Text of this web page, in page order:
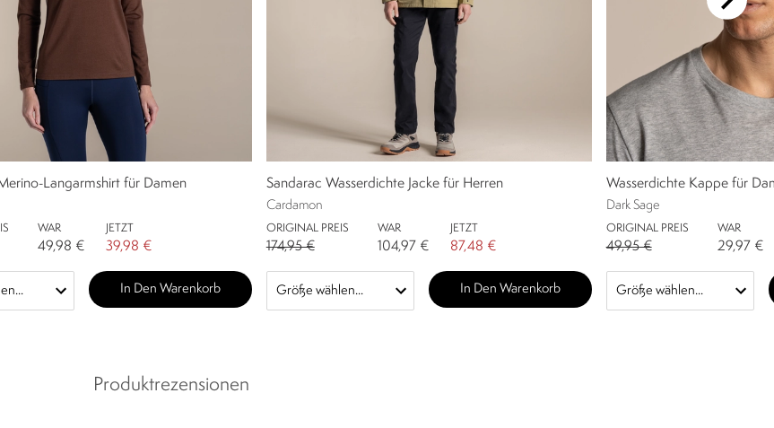
Langarmshirt für Damen
WAR
49,98 €
JETZT
39,98 €
In Den Warenkorb
Sandarac Wasserdichte Jacke für Herren
Cardamon
ORIGINAL PREIS
174,95 €
WAR
104,97 €
JETZT
87,48 €
In Den Warenkorb
Wasserdichte Kappe für
Dark Sage
ORIGINAL PREIS
49,95 €
WAR
29,97 €
Produktrezensionen